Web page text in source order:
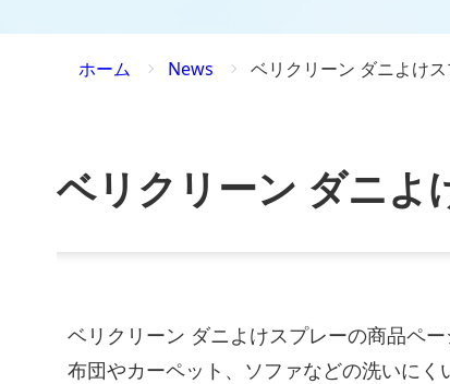
ホーム News ベリクリーン ダニよけ
ベリクリーン ダニよ
ベリクリーン ダニよけスプレーの商品ペー
布団やカーペット、ソファなどの洗いにく